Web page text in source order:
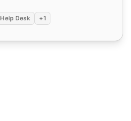
Help Desk +1